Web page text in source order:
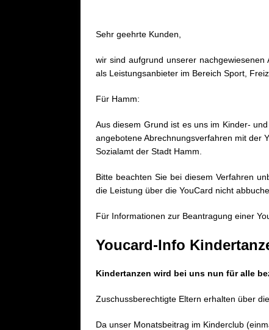
Sehr geehrte Kunden,
wir sind aufgrund unserer
als Leistungsanbieter im Bereich Sport,
Für Hamm:
Aus diesem Grund ist es uns im Kinder-
angebotene Abrechnungsverfahren mit der
Sozialamt der Stadt Hamm.
Bitte beachten Sie bei diesem Verfahren
die Leistung über die YouCard nicht
Für Informationen zur Beantragung einer
Youcard-Info
Kindertanzen wird bei uns nun für alle
Zuschussberechtigte Eltern erhalten über
Da unser Monatsbeitrag im Kinderclub